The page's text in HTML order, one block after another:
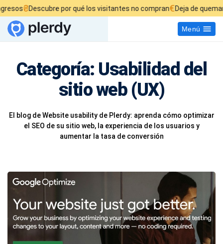
por qué los visitantes no compran€Deja de quemar tu
Menú
Categoría: Usabilidad del
sitio web (UX)
El blog de Website usability de Plerdy: aprenda cómo optimizar
el SEO de su sitio web, la experiencia de los usuarios y
aumentar la tasa de conversión